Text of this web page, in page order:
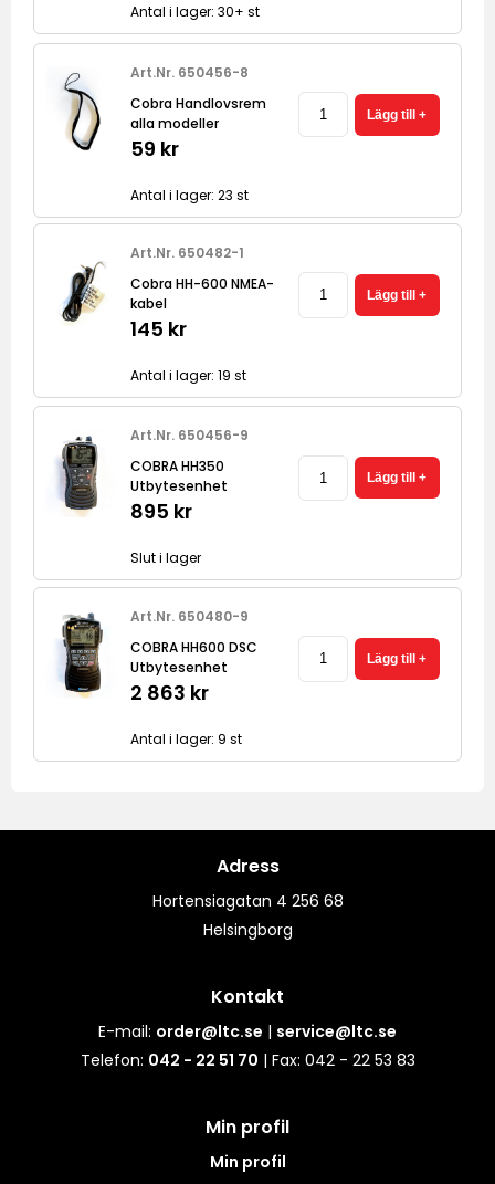
Antal i lager: 30+ st
Art.Nr. 650456-8
Cobra Handlovsrem
alla modeller
59 kr
Antal i lager: 23 st
Art.Nr. 650482-1
Cobra HH-600 NMEA-
kabel
145 kr
Antal i lager: 19 st
Art.Nr. 650456-9
COBRA HH350
Utbytesenhet
895 kr
Slut i lager
Art.Nr. 650480-9
COBRA HH600 DSC
Utbytesenhet
2 863 kr
Antal i lager: 9 st
Adress
Hortensiagatan 4 256 68
Helsingborg
Kontakt
E-mail: order@ltc.se | service@ltc.se
Telefon: 042 - 22 51 70 | Fax: 042 - 22 53 83
Min profil
Min profil